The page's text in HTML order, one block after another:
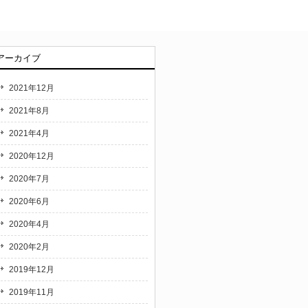
ーカイブ
2021年12月
2021年8月
2021年4月
2020年12月
2020年7月
2020年6月
2020年4月
2020年2月
2019年12月
2019年11月